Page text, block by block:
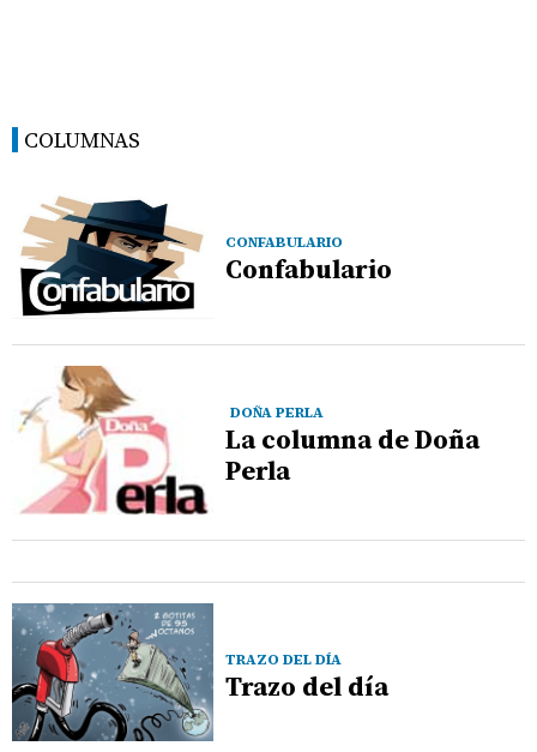
COLUMNAS
CONFABULARIO
Confabulario
DOÑA PERLA
La columna de Doña
Perla
TRAZO DEL DÍA
Trazo del día